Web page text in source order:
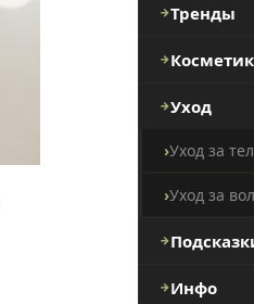
Тренды
Уход
Уход за
Уход за
Инфо